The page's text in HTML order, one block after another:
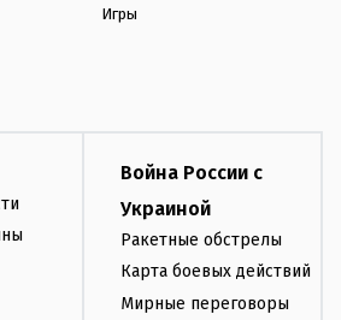
Игры
Война России с
Украиной
Ракетные обстрелы
Карта боевых действий
Мирные переговоры